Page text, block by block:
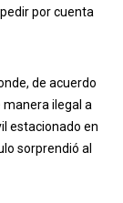
por cuenta
de acuerdo
ilegal a
estacionado en
sorprendió al